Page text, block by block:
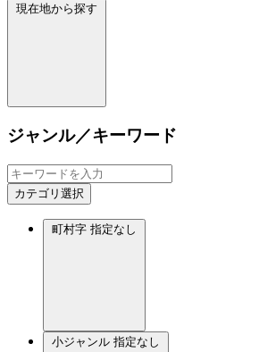
現在地から探す
ジャンル／キーワード
カテゴリ選択
町村字 指定なし
小ジャンル 指定なし